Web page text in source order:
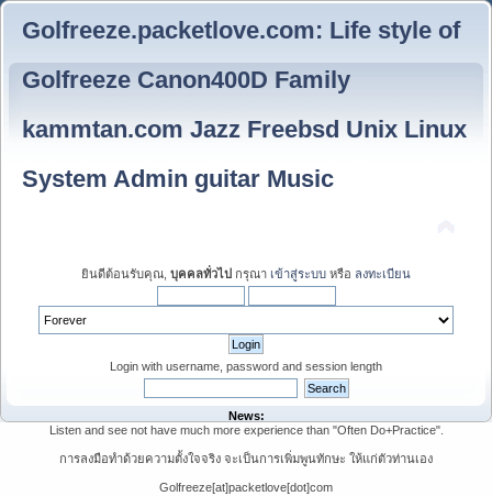
Golfreeze.packetlove.com: Life style of
Golfreeze Canon400D Family
kammtan.com Jazz Freebsd Unix Linux
System Admin guitar Music
ยินดีต้อนรับคุณ, บุคคลทั่วไป กรุณา เข้าสู่ระบบ หรือ ลงทะเบียน
Login with username, password and session length
News:
Listen and see not have much more experience than "Often Do+Practice".
การลงมือทำด้วยความตั้งใจจริง จะเป็นการเพิ่มพูนทักษะ ให้แก่ตัวท่านเอง
Golfreeze[at]packetlove[dot]com